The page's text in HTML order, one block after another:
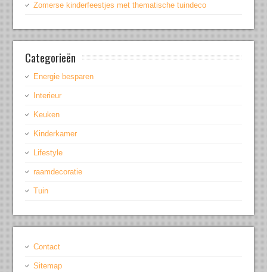
Zomerse kinderfeestjes met thematische tuindeco
Categorieën
Energie besparen
Interieur
Keuken
Kinderkamer
Lifestyle
raamdecoratie
Tuin
Contact
Sitemap